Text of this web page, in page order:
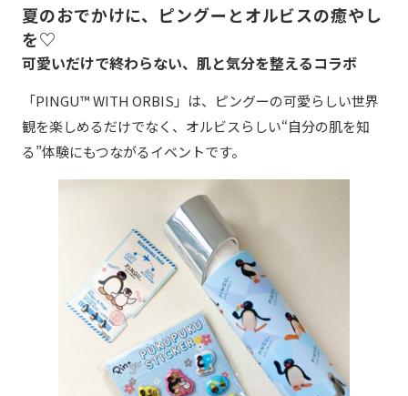
夏のおでかけに、ピングーとオルビスの癒やし
を♡
可愛いだけで終わらない、肌と気分を整えるコラボ
「PINGU™ WITH ORBIS」は、ピングーの可愛らしい世界
観を楽しめるだけでなく、オルビスらしい“自分の肌を知
る”体験にもつながるイベントです。